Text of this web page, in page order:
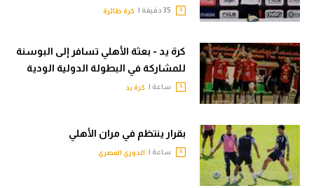
كرة طائرة
كرة يد - بعثة الأهلي تسافر إلى البوسنة
للمشاركة في البطولة الدولية الودية
ساعة | كرة يد
بقرار ينتظم في مران الأهلي
ساعة | الدوري المصري